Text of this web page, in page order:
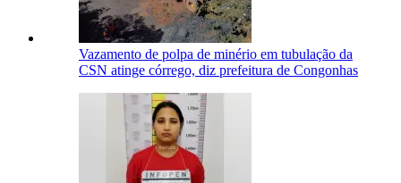
Vazamento de polpa de minério em tubulação da
CSN atinge córrego, diz prefeitura de Congonhas